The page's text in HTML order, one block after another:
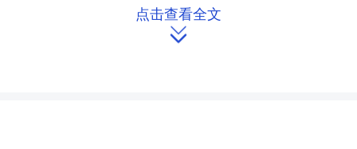
点击查看全文
